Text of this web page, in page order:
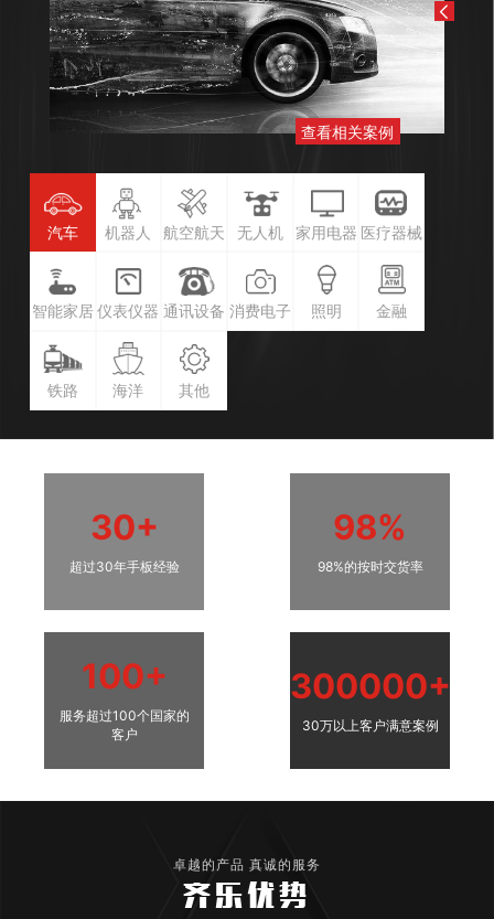
查看相关案例
汽车 机器人 航空航天 无人机 家用电器 医疗器械
智能家居 仪表仪器 通讯设备 消费电子 照明 金融
铁路 海洋 其他
30+
超过30年手板经验
98%
98%的按时交货率
100+
服务超过100个国家的
客户
300000+
30万以上客户满意案例
卓越的产品 真诚的服务
齐乐优势